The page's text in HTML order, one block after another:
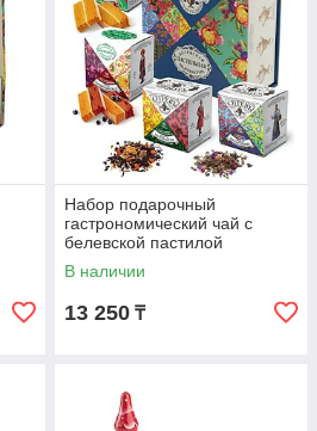
Набор подарочный
гастрономический чай с
белевской пастилой
В наличии
13 250 ₸